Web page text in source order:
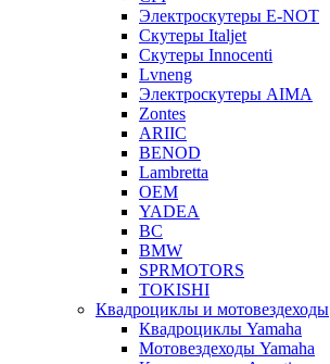
Электроскутеры E-NOT
Скутеры Italjet
Скутеры Innocenti
Lvneng
Электроскутеры AIMA
Zontes
ARIIC
BENOD
Lambretta
OEM
YADEA
BC
BMW
SPRMOTORS
TOKISHI
Квадроциклы и мотовездеходы
Квадроциклы Yamaha
Мотовездеходы Yamaha